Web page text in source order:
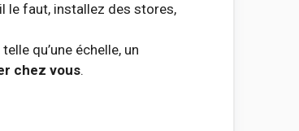
le faut, installez des stores,
qu’une échelle, un
chez vous.